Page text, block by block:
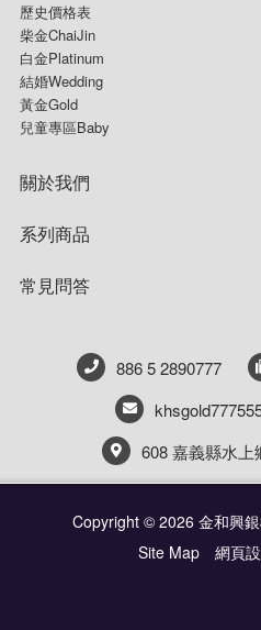
歷史價格表
柴金ChaiJin
白金Platinum
結婚Wedding
黃金Gold
兒童專區Baby
關於我們
系列商品
常見問答
886 5 2890777
608 嘉義縣水上
Copyright © 2026 金和興
Site Map
網頁